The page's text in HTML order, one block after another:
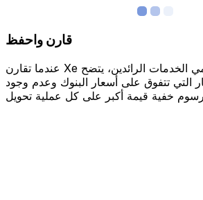
قارن واحفظ
عندما تقارن Xe بالبنوك الرائدة ومقدمي الخدمات الرائدين، يتضح
التي تتفوق على أسعار البنوك وعدم وجود